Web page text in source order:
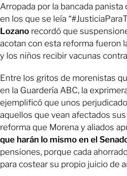
Arropada por la bancada
en los que se leía
Lozano recordó que
acotan con esta reforma fueron
y los niños recibir vacunas contra
Entre los gritos de morenistas
en la Guardería ABC, la
ejemplificó que unos
aquellos que vean afectados
reforma que Morena y aliados
que harán lo mismo en el
pensiones, porque cada
para costear su propio juicio de